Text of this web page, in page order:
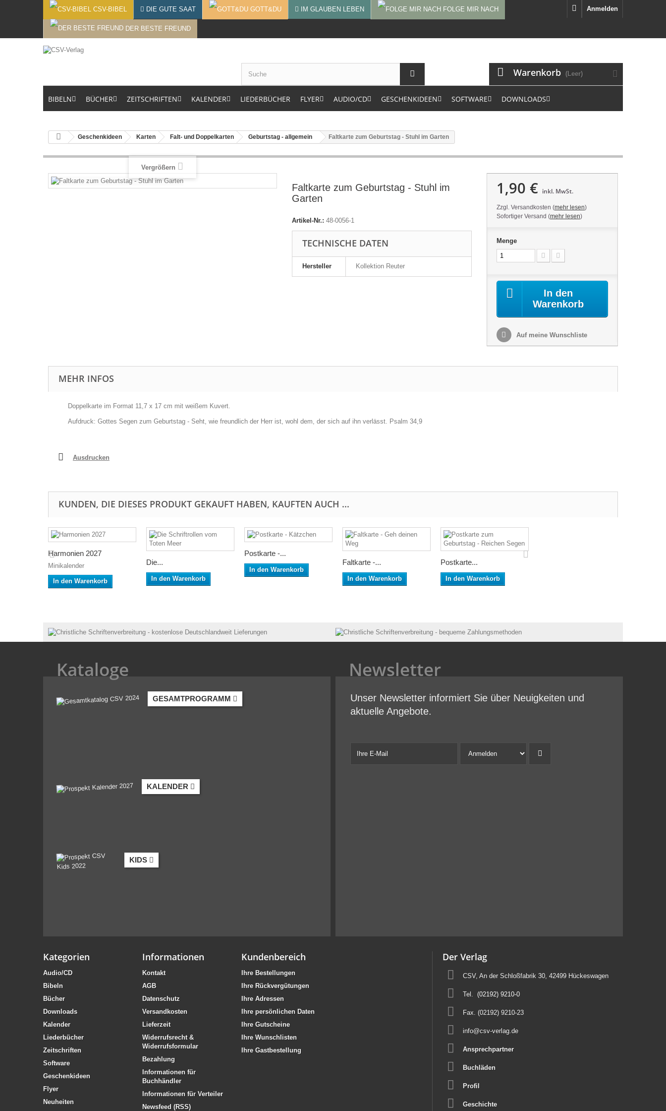
Anmelden
CSV-BIBEL DIE GUTE SAAT GOTT&DU IM GLAUBEN LEBEN FOLGE MIR NACH
DER BESTE FREUND
Warenkorb (Leer)
BIBELN BÜCHER ZEITSCHRIFTEN KALENDER LIEDERBÜCHER FLYER AUDIO/CD GESCHENKIDEEN SOFTWARE DOWNLOADS
Geschenkideen Karten Falt- und Doppelkarten Geburtstag - allgemein Faltkarte zum Geburtstag - Stuhl im Garten
Vergrößern
Faltkarte zum Geburtstag - Stuhl im
Garten
Artikel-Nr.: 48-0056-1
TECHNISCHE DATEN
Hersteller Kollektion Reuter
1,90 € inkl. MwSt.
Zzgl. Versandkosten (mehr lesen)
Sofortiger Versand (mehr lesen)
Menge
In den
Warenkorb
Auf meine Wunschliste
MEHR INFOS
Doppelkarte im Format 11,7 x 17 cm mit weißem Kuvert.
Aufdruck: Gottes Segen zum Geburtstag - Seht, wie freundlich der Herr ist, wohl dem, der sich auf ihn verlässt. Psalm 34,9
Ausdrucken
KUNDEN, DIE DIESES PRODUKT GEKAUFT HABEN, KAUFTEN AUCH ...
Harmonien 2027
Minikalender
In den Warenkorb
Die...
In den Warenkorb
Postkarte -...
In den Warenkorb
Faltkarte -...
In den Warenkorb
Postkarte...
In den Warenkorb
Kataloge
GESAMTPROGRAMM
KALENDER
KIDS
Newsletter
Unser Newsletter informiert Sie über Neuigkeiten und
aktuelle Angebote.
Kategorien
Audio/CD
Bibeln
Bücher
Downloads
Kalender
Liederbücher
Zeitschriften
Software
Geschenkideen
Flyer
Neuheiten
Informationen
Kontakt
AGB
Datenschutz
Versandkosten
Lieferzeit
Widerrufsrecht &
Widerrufsformular
Bezahlung
Informationen für
Buchhändler
Informationen für Verteiler
Newsfeed (RSS)
Kundenbereich
Ihre Bestellungen
Ihre Rückvergütungen
Ihre Adressen
Ihre persönlichen Daten
Ihre Gutscheine
Ihre Wunschlisten
Ihre Gastbestellung
Der Verlag
CSV, An der Schloßfabrik 30, 42499 Hückeswagen
Tel. (02192) 9210-0
Fax. (02192) 9210-23
info@csv-verlag.de
Ansprechpartner
Buchläden
Profil
Geschichte